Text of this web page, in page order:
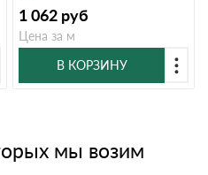
1 062 руб
Цена за м
В КОРЗИНУ
мы возим